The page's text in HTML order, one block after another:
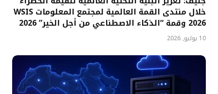
خلال منتدى القمة العالمية لمجتمع المعلومات WSIS
2026 وقمة “الذكاء الاصطناعي من أجل الخير” 2026
10 يوليو, 2026